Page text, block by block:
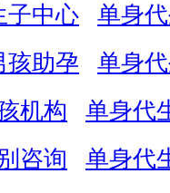
子中心
单身
孩助孕
单身
机构
单身代
咨询
单身代